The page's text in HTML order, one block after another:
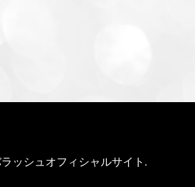
ッシュオフィシャルサイト.